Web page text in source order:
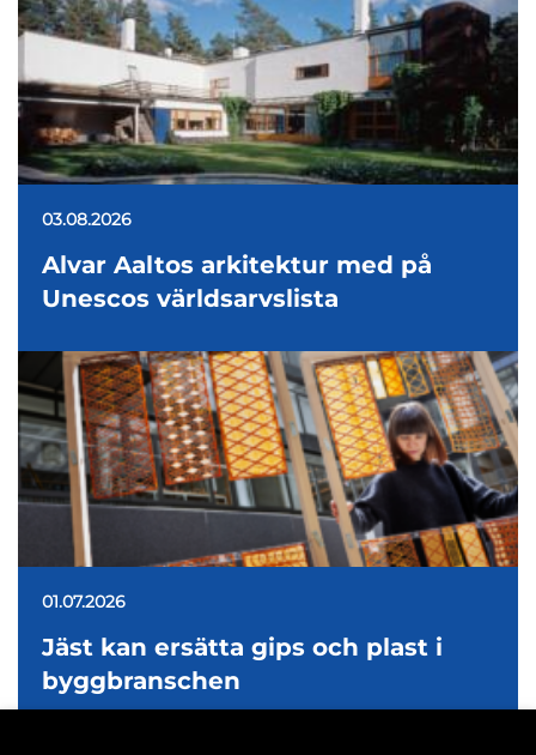
03.08.2026
Alvar Aaltos arkitektur med på
Unescos världsarvslista
01.07.2026
Jäst kan ersätta gips och plast i
byggbranschen